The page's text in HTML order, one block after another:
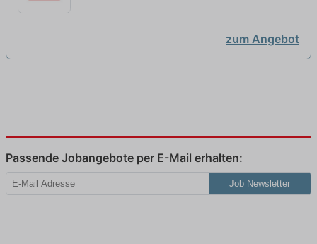
zum Angebot
Passende Jobangebote per E-Mail erhalten:
Job Newsletter